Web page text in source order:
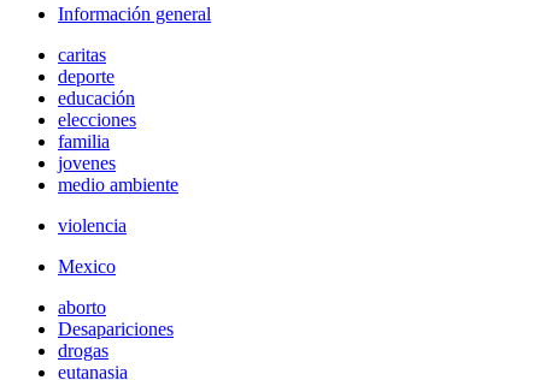
Información general
caritas
deporte
educación
elecciones
familia
jovenes
medio ambiente
violencia
Mexico
aborto
Desapariciones
drogas
eutanasia